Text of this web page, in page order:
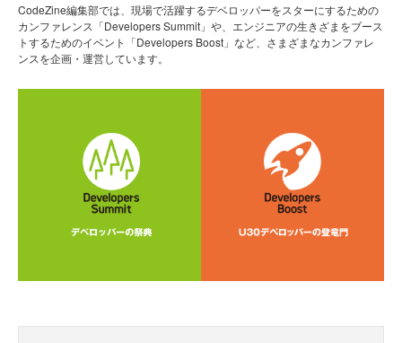
CodeZine編集部では、現場で活躍するデベロッパーをスターにするための
カンファレンス「Developers Summit」や、エンジニアの生きざまをブース
トするためのイベント「Developers Boost」など、さまざまなカンファレ
ンスを企画・運営しています。